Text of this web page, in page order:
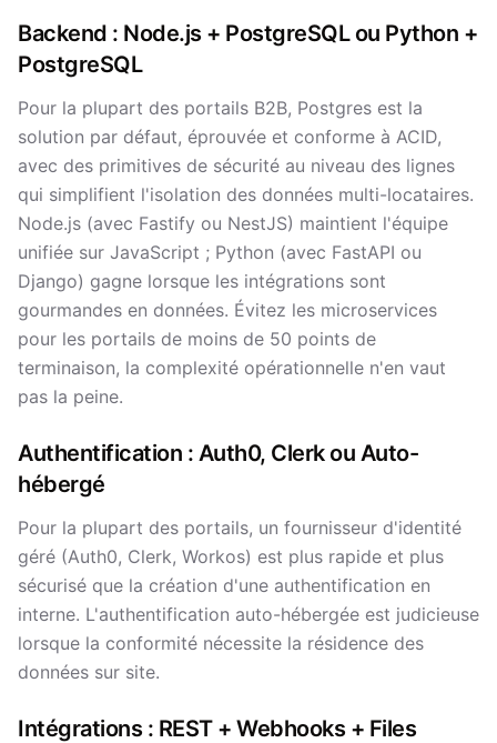
Backend : Node.js + PostgreSQL ou Python +
PostgreSQL
Pour la plupart des portails B2B, Postgres est la
solution par défaut, éprouvée et conforme à ACID,
avec des primitives de sécurité au niveau des lignes
qui simplifient l'isolation des données multi-locataires.
Node.js (avec Fastify ou NestJS) maintient l'équipe
unifiée sur JavaScript ; Python (avec FastAPI ou
Django) gagne lorsque les intégrations sont
gourmandes en données. Évitez les microservices
pour les portails de moins de 50 points de
terminaison, la complexité opérationnelle n'en vaut
pas la peine.
Authentification : Auth0, Clerk ou Auto-
hébergé
Pour la plupart des portails, un fournisseur d'identité
géré (Auth0, Clerk, Workos) est plus rapide et plus
sécurisé que la création d'une authentification en
interne. L'authentification auto-hébergée est judicieuse
lorsque la conformité nécessite la résidence des
données sur site.
Intégrations : REST + Webhooks + Files